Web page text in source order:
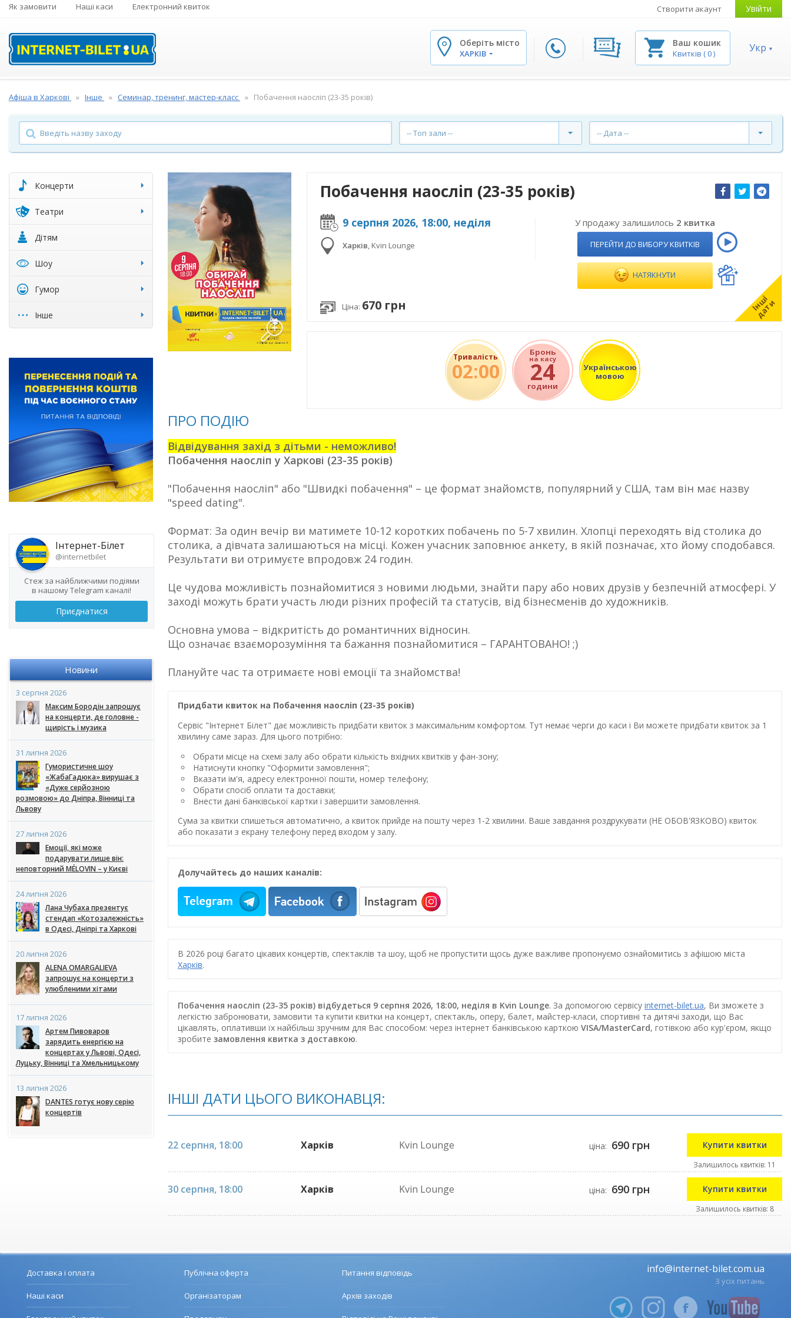
Як замовити Наші каси Електронний квиток Створити акаунт Увійти
Оберіть місто
ХАРКІВ
Ваш кошик
Квитків (0) Укр
Афіша в Харкові Інше Семинар, тренинг, мастер-класс Побачення наосліп (23-35 років)
-- Топ зали -- -- Дата --
Концерти
Театри
Дітям
Шоу
Гумор
Інше
Інтернет-Білет
@internetbilet
Стеж за найближчими подіями
в нашому Telegram каналі!
Приєднатися
Новини
3 серпня 2026
Максим Бородін запрошує
на концерти, де головне -
щирість і музика
31 липня 2026
Гумористичне шоу
«ЖабаГадюка» вирушає з
«Дуже серйозною
розмовою» до Дніпра, Вінниці та
Львову
27 липня 2026
Емоції, які може
подарувати лише він:
неповторний MÉLOVIN – у Києві
24 липня 2026
Лана Чубаха презентує
стендап «Котозалежність»
в Одесі, Дніпрі та Харкові
20 липня 2026
ALENA OMARGALIEVA
запрошує на концерти з
улюбленими хітами
17 липня 2026
Артем Пивоваров
зарядить енергією на
концертах у Львові, Одесі,
Луцьку, Вінниці та Хмельницькому
13 липня 2026
DANTES готує нову серію
концертів
Побачення наосліп (23-35 років)
9 серпня 2026, 18:00, неділя
Харків, Kvin Lounge
У продажу залишилось 2 квитка
ПЕРЕЙТИ ДО ВИБОРУ КВИТКІВ
НАТЯКНУТИ
Ціна: 670 грн І
н
ш
і
д
а
т
и
Тривалість
02:00
Бронь
на касу
24
години
Українською
мовою
ПРО ПОДІЮ
Відвідування захід з дітьми - неможливо!
Побачення наосліп у Харкові (23-35 років)
"Побачення наосліп" або "Швидкі побачення" – це формат знайомств, популярний у США, там він має назву
"speed dating".
Формат: За один вечір ви матимете 10-12 коротких побачень по 5-7 хвилин. Хлопці переходять від столика до
столика, а дівчата залишаються на місці. Кожен учасник заповнює анкету, в якій позначає, хто йому сподобався.
Результати ви отримуєте впродовж 24 годин.
Це чудова можливість познайомитися з новими людьми, знайти пару або нових друзів у безпечній атмосфері. У
заході можуть брати участь люди різних професій та статусів, від бізнесменів до художників.
Основна умова – відкритість до романтичних відносин.
Що означає взаєморозуміння та бажання познайомитися – ГАРАНТОВАНО! ;)
Плануйте час та отримаєте нові емоції та знайомства!
Придбати квиток на Побачення наосліп (23-35 років)
Сервіс "Інтернет Білет" дає можливість придбати квиток з максимальним комфортом. Тут немає черги до каси і Ви можете придбати квиток за 1
хвилину саме зараз. Для цього потрібно:
Обрати місце на схемі залу або обрати кількість вхідних квитків у фан-зону;
Натиснути кнопку "Оформити замовлення";
Вказати ім'я, адресу електронної пошти, номер телефону;
Обрати спосіб оплати та доставки;
Внести дані банківської картки і завершити замовлення.
Сума за квитки спишеться автоматично, а квиток прийде на пошту через 1-2 хвилини. Ваше завдання роздрукувати (НЕ ОБОВ'ЯЗКОВО) квиток
або показати з екрану телефону перед входом у залу.
Долучайтесь до наших каналів:
В 2026 році багато цікавих концертів, спектаклів та шоу, щоб не пропустити щось дуже важливе пропонуємо ознайомитись з афішою міста
Харків.
Побачення наосліп (23-35 років) відбудеться 9 серпня 2026, 18:00, неділя в Kvin Lounge. За допомогою сервісу internet-bilet.ua, Ви зможете з
легкістю забронювати, замовити та купити квитки на концерт, спектакль, оперу, балет, майстер-класи, спортивні та дитячі заходи, що Вас
цікавлять, оплативши їх найбільш зручним для Вас способом: через інтернет банківською карткою VISA/MasterCard, готівкою або кур'єром, якщо
зробите замовлення квитка з доставкою.
ІНШІ ДАТИ ЦЬОГО ВИКОНАВЦЯ:
22 серпня, 18:00 Харків Kvin Lounge ціна: 690 грн Купити квитки
Залишилось квитків: 11
30 серпня, 18:00 Харків Kvin Lounge ціна: 690 грн Купити квитки
Залишилось квитків: 8
Доставка і оплата
Наші каси
Публічна оферта
Організаторам
Питання відповідь
Архів заходів
info@internet-bilet.com.ua
З усіх питань